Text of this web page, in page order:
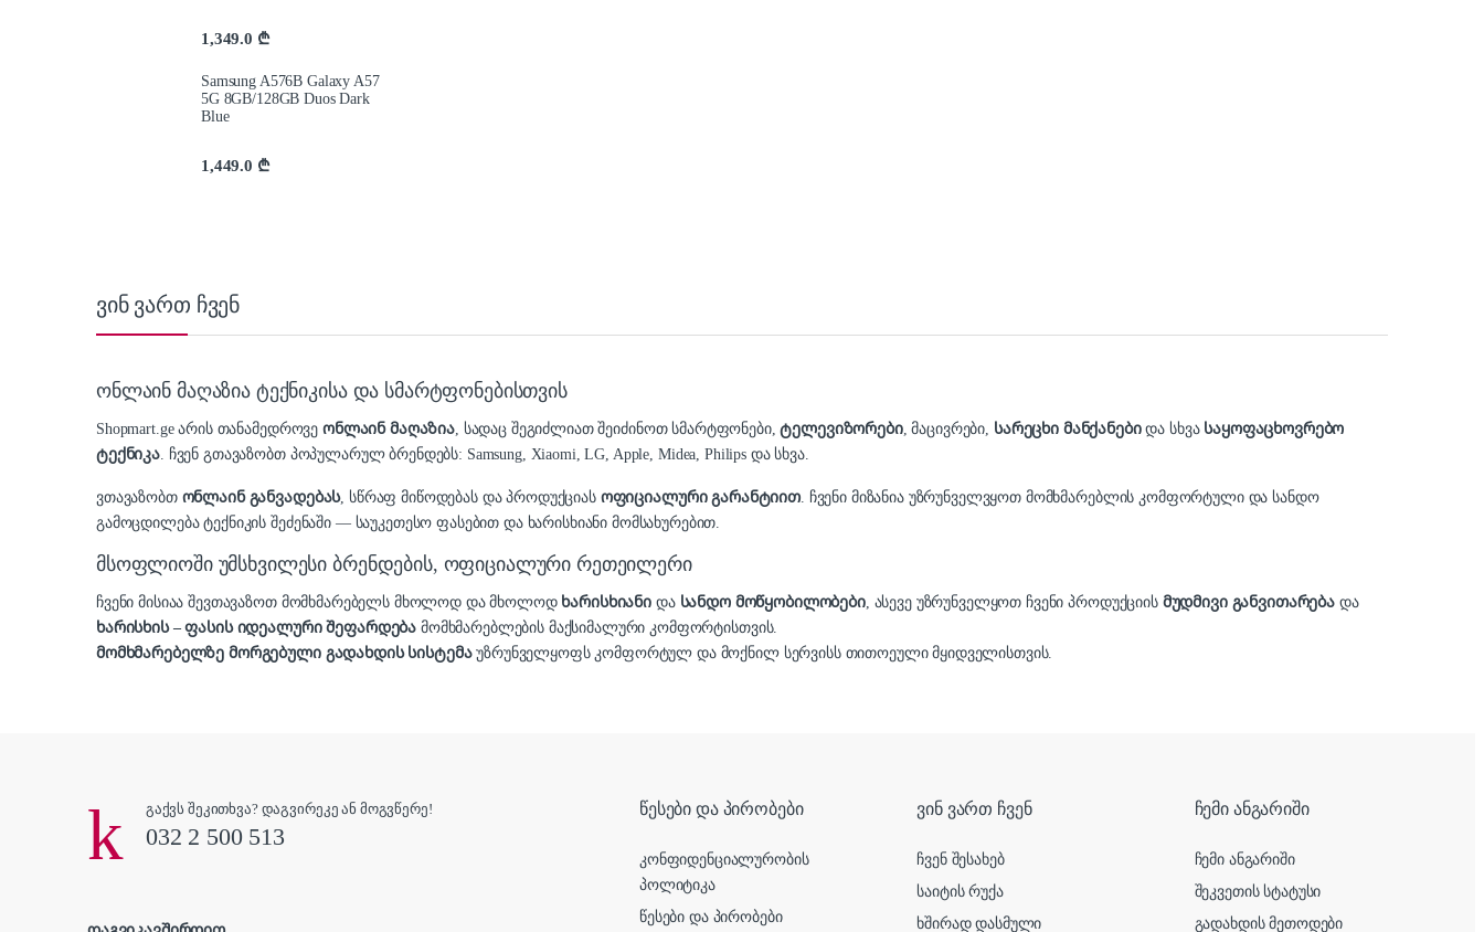
1,349.0 ₾
Samsung A576B Galaxy A57
5G 8GB/128GB Duos Dark
Blue
1,449.0 ₾
ვინ ვართ ჩვენ
ონლაინ მაღაზია ტექნიკისა და სმარტფონებისთვის
Shopmart.ge არის თანამედროვე ონლაინ მაღაზია , სადაც შეგიძლიათ შეიძინოთ სმარტფონები,ტელევიზორები, მაცივრები, სარეცხი მანქანებიდა სხვა საყოფაცხოვრებო
ტექნიკა . ჩვენ გთავაზობთ პოპულარულ ბრენდებს: Samsung, Xiaomi, LG, Apple, Midea, Philips და სხვა.
ვთავაზობთ ონლაინ განვადებას, სწრაფ მიწოდებას და პროდუქციას ოფიციალური გარანტიით. ჩვენი მიზანია უზრუნველვყოთ მომხმარებლის კომფორტული და სანდო
გამოცდილება ტექნიკის შეძენაში — საუკეთესო ფასებით და ხარისხიანი მომსახურებით.
მსოფლიოში უმსხვილესი ბრენდების, ოფიციალური რეთეილერი
ჩვენი მისიაა შევთავაზოთ მომხმარებელს მხოლოდ და მხოლოდ ხარისხიანი და სანდო მოწყობილობები, ასევე უზრუნველყოთ ჩვენი პროდუქციის მუდმივი განვითარება და
ხარისხის – ფასის იდეალური შეფარდება მომხმარებლების მაქსიმალური კომფორტისთვის.
მომხმარებელზე მორგებული გადახდის სისტემაუზრუნველყოფს კომფორტულ და მოქნილ სერვისს თითოეული მყიდველისთვის.
გაქვს შეკითხვა? დაგვირეკე ან მოგვწერე!
032 2 500 513
წესები და პირობები
კონფიდენციალურობის
პოლიტიკა
წესები და პირობები
ვინ ვართ ჩვენ
ჩვენ შესახებ
საიტის რუქა
ხშირად დასმული
ჩემი ანგარიში
ჩემი ანგარიში
შეკვეთის სტატუსი
გადახდის მეთოდები